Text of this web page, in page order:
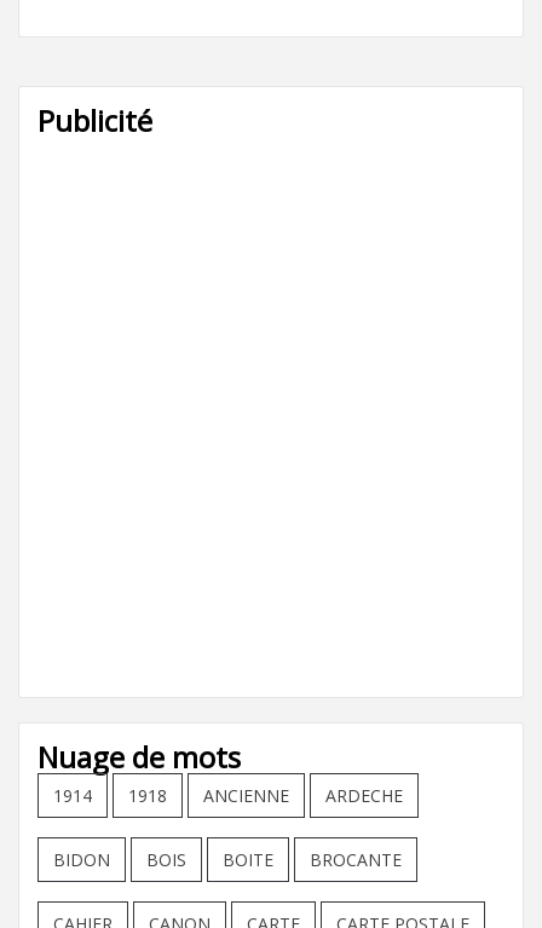
Publicité
Nuage de mots
1914 1918 ANCIENNE ARDECHE
BIDON BOIS BOITE BROCANTE